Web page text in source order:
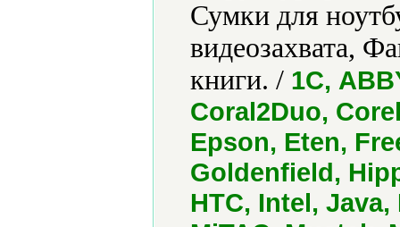
Сумки для
видеозахвата,
книги. / 1С,
Coral2Duo,
Epson, Eten,
Goldenfield,
HTC, Intel,